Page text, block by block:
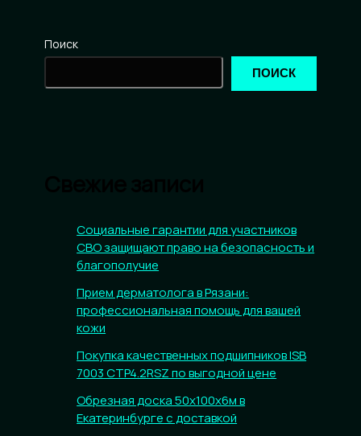
Поиск
ПОИСК
Социальные гарантии для участников
СВО защищают право на безопасность и
благополучие
Прием дерматолога в Рязани:
профессиональная помощь для вашей
кожи
Покупка качественных подшипников ISB
7003 CTP4.2RSZ по выгодной цене
Обрезная доска 50х100х6м в
Екатеринбурге с доставкой